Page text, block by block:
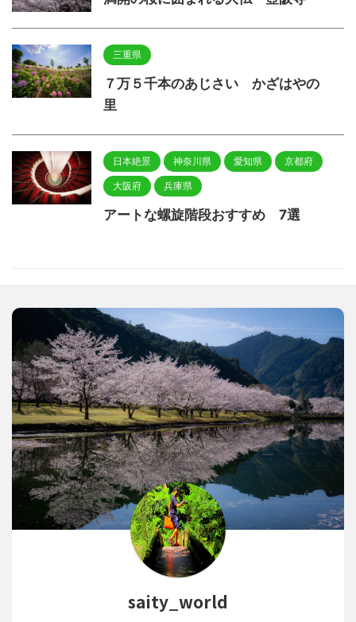
三重県
７万５千本のあじさい かざはやの
里
日本絶景 神奈川県 愛知県 京都府
大阪府 兵庫県
アートな螺旋階段おすすめ 7選
saity_world